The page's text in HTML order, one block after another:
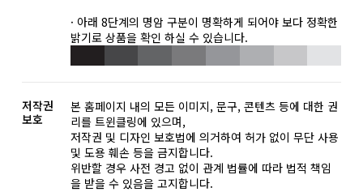
· 아래 8단계의 명암 구분이 명확하게 되어야 보다 정확한
밝기로 상품을 확인 하실 수 있습니다.
저작권
보호
본 홈페이지 내의 모든 이미지, 문구, 콘텐츠 등에 대한 권
리를 트윈클링에 있으며,
저작권 및 디자인 보호법에 의거하여 허가 없이 무단 사용
및 도용 훼손 등을 금지합니다.
위반할 경우 사전 경고 없이 관계 법률에 따라 법적 책임
을 받을 수 있음을 고지합니다.